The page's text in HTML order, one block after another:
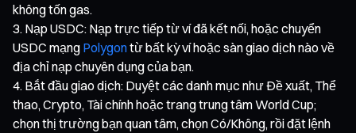
không tốn gas.
Nạp USDC: Nạp trực tiếp từ ví đã kết nối, hoặc chuyển
USDC mạng Polygontừ bất kỳ ví hoặc sàn giao dịch nào về
địa chỉ nạp chuyên dụng của bạn.
Bắt đầu giao dịch: Duyệt các danh mục như Đề xuất, Thể
thao, Crypto, Tài chính hoặc trang trung tâm World Cup;
chọn thị trường bạn quan tâm, chọn Có/Không, rồi đặt lệnh